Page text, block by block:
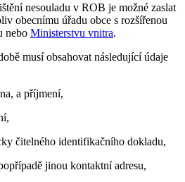
nesouladu v ROB je možné zaslat
obecnímu úřadu obce s rozšířenou
nebo Ministerstvu vnitra.
musí obsahovat následující údaje
a příjmení,
čitelného identifikačního dokladu,
jinou kontaktní adresu,